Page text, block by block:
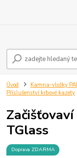
Úvod Kamna-vložky
Příslušenství krbové kazety
TGlass
Doprava ZDARMA